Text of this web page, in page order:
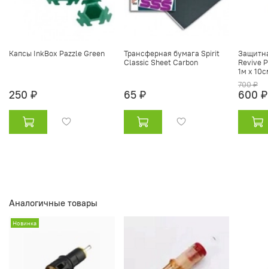
Капсы InkBox Pazzle Green
250 ₽
Трансферная бумага Spirit
Classic Sheet Carbon
65 ₽
Revive
1м х
700 ₽
600 ₽
Аналогичные товары
Новинка